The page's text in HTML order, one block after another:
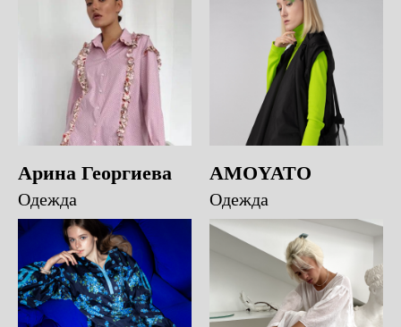
Арина Георгиева
Одежда
AMOYATO
Одежда